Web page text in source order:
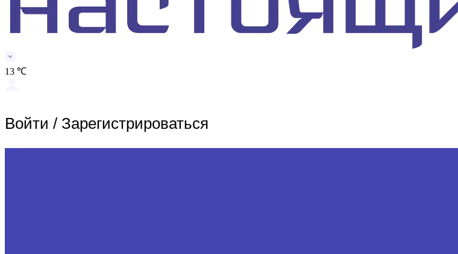
13 ℃
Войти / Зарегистрироваться